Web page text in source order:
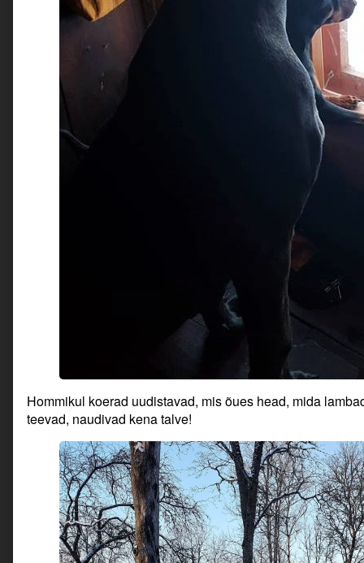
Hommikul koerad uudistavad, mis õues head, mida
teevad, naudivad kena talve!